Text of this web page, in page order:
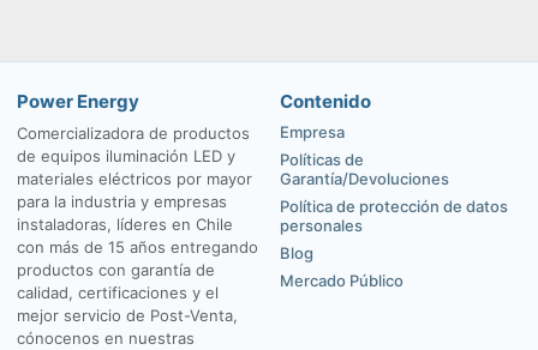
Power Energy
Comercializadora de productos
de equipos iluminación LED y
materiales eléctricos por mayor
para la industria y empresas
instaladoras, líderes en Chile
con más de 15 años entregando
productos con garantía de
calidad, certificaciones y el
mejor servicio de Post-Venta,
cónocenos en nuestras
Contenido
Empresa
Políticas de
Garantía/Devoluciones
Política de protección de datos
personales
Blog
Mercado Público